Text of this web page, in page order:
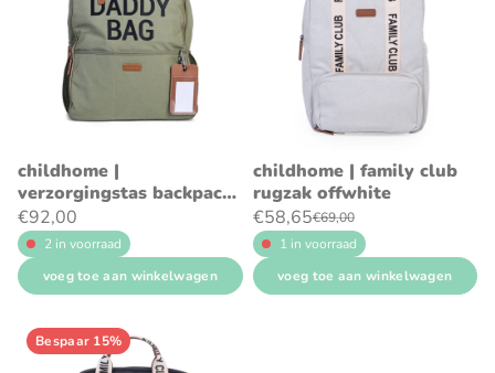
childhome |
verzorgingstas backpack
daddy bag canvas kaki
+luiermat
€92,00
2 in voorraad
voeg toe aan winkelwagen
childhome | family club
rugzak offwhite
€58,65€69,00
1 in voorraad
voeg toe aan winkelwagen
Bespaar 15%